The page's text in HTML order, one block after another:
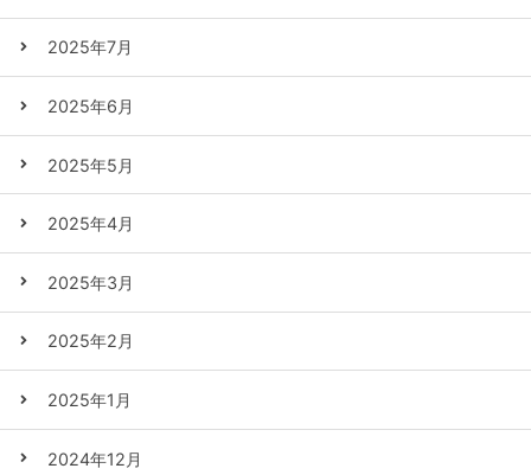
2025年7月
2025年6月
2025年5月
2025年4月
2025年3月
2025年2月
2025年1月
2024年12月